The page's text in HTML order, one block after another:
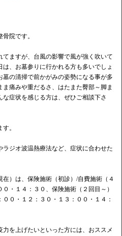
院です。
てますが、台風の影響で風が強く吹いて
、お墓参りに行かれる方も多いでしょ
の清掃で前かがみの姿勢になる事が多
痛みや重だるさ、はたまた臀部～脚ま
症状を感じる方は、ぜひご相談下さ
。
ジオ波温熱療法など、症状に合わせた
）は、保険施術（初診）/自費施術（４
・１４：３０、保険施術（２回目～）
０・１２：３０・１３：００・１４：
を上げたいといった方には、おススメ